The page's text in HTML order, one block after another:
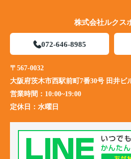
株式会社ルクス
072-646-8985
〒567-0032
大阪府茨木市西駅前町7番30号 田井ビ
営業時間： 10:00~19:00
定休日： 水曜日